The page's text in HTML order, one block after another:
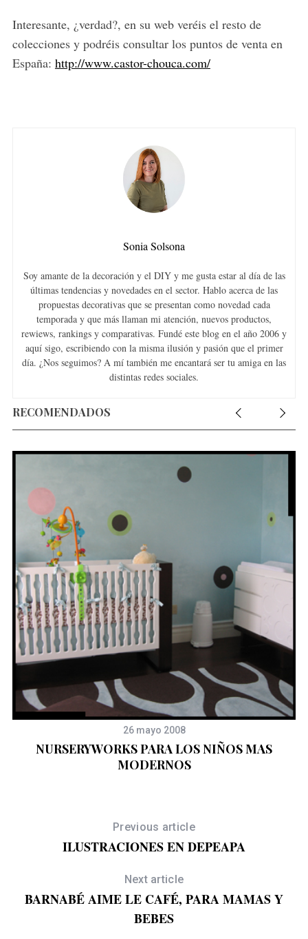
Interesante, ¿verdad?, en su web veréis el resto de
colecciones y podréis consultar los puntos de venta en
España: http://www.castor-chouca.com/
Sonia Solsona
Soy amante de la decoración y el DIY y me gusta estar al día de las
últimas tendencias y novedades en el sector. Hablo acerca de las
propuestas decorativas que se presentan como novedad cada
temporada y que más llaman mi atención, nuevos productos,
rewiews, rankings y comparativas. Fundé este blog en el año 2006 y
aquí sigo, escribiendo con la misma ilusión y pasión que el primer
día. ¿Nos seguimos? A mí también me encantará ser tu amiga en las
distintas redes sociales.
RECOMENDADOS
26 mayo 2008
NURSERYWORKS PARA LOS NIÑOS MAS
MODERNOS
Previous article
ILUSTRACIONES EN DEPEAPA
Next article
BARNABÉ AIME LE CAFÉ, PARA MAMAS Y
BEBES